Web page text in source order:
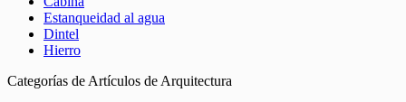
Estanqueidad al agua
Dintel
Hierro
Categorías de Artículos de Arquitectura